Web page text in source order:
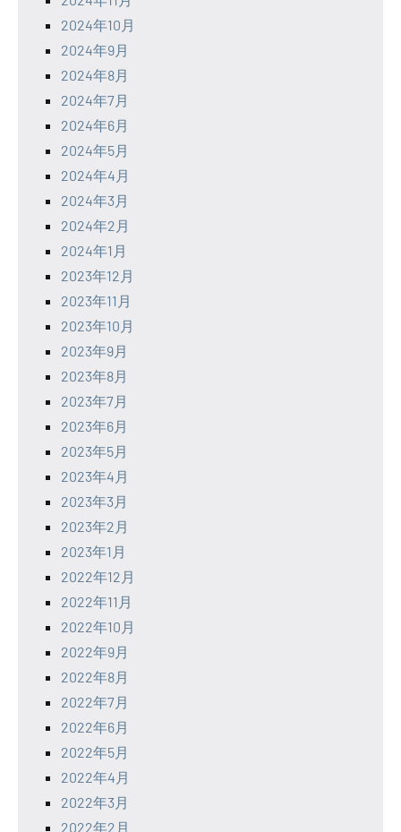
2024年10月
2024年9月
2024年8月
2024年7月
2024年6月
2024年5月
2024年4月
2024年3月
2024年2月
2024年1月
2023年12月
2023年11月
2023年10月
2023年9月
2023年8月
2023年7月
2023年6月
2023年5月
2023年4月
2023年3月
2023年2月
2023年1月
2022年12月
2022年11月
2022年10月
2022年9月
2022年8月
2022年7月
2022年6月
2022年5月
2022年4月
2022年3月
2022年2月